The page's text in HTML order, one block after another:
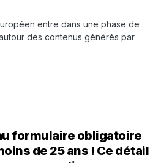
entre dans une phase de
des contenus générés par
formulaire obligatoire
de 25 ans ! Ce détail